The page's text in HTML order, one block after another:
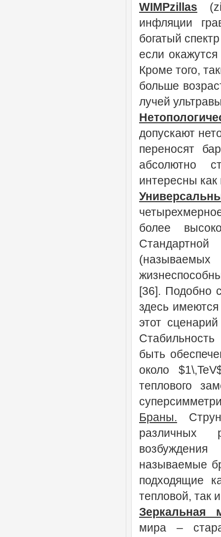
WIMPzillas
инфляции
богатый
если
Кроме того,
больше
лучей
допускают
переносят
абсолютно
интересны
более
[36]. Подобно
здесь
этот
быть
около
теплового
Браны.
различных
называемые
подходящие
тепловой, так
Зеркальная
мира –